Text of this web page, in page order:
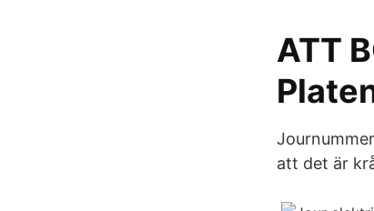
ATT
att det är